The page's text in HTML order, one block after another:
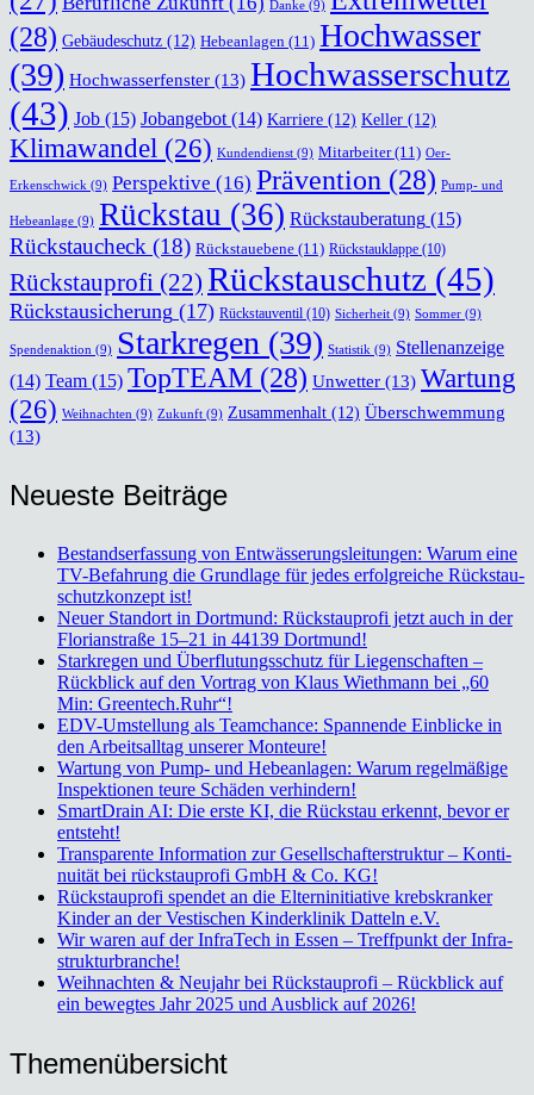
Danke (9)
(28) Gebäudeschutz (12) Hebeanlagen (11) Hochwasser
(39) Hochwasserfenster (13) Hochwasserschutz
(43) Job (15) Jobangebot (14) Karriere (12) Keller (12)
Klimawandel (26) Kundendienst (9) Mitarbeiter(11) Oer-
Erkenschwick (9) Perspektive (16) Prävention (28) Pump- und
Hebeanlage (9) Rückstau (36) Rückstauberatung (15)
Rückstaucheck (18) Rückstauebene (11) Rückstauklappe (10)
Rückstauprofi (22) Rückstauschutz (45)
Rückstausicherung (17) Rückstauventil (10) Sicherheit (9) Sommer (9)
Spendenaktion (9) Starkregen (39) Statistik (9) Stellenanzeige
(14) Team (15) TopTEAM (28) Unwetter (13) Wartung
(26) Weihnachten (9) Zukunft (9) Zusammenhalt (12) Überschwemmung
(13)
Neu­es­te Bei­trä­ge
Bestands­er­fas­sung von Ent­wäs­se­rungs­lei­tun­gen: War­um eine
TV-Befah­rung die Grund­la­ge für jedes erfolg­rei­che Rückstau­
schutz­kon­zept ist!
Neu­er Stand­ort in Dort­mund: Rück­stau­pro­fi jetzt auch in der
Flo­ri­an­stra­ße 15–21 in 44139 Dort­mund!
Stark­re­gen und Über­flu­tungs­schutz für Lie­gen­schaf­ten –
Rück­blick auf den Vor­trag von Klaus Wieth­mann bei „60
Min: Greentech.Ruhr“!
EDV-Umstel­lung als Team­chan­ce: Span­nen­de Ein­bli­cke in
den Arbeits­all­tag unse­rer Mon­teu­re!
War­tung von Pump- und Hebe­an­la­gen: War­um regel­mä­ßi­ge
Inspek­tio­nen teu­re Schä­den ver­hin­dern!
Smart­Drain AI: Die ers­te KI, die Rück­stau erkennt, bevor er
ent­steht!
Trans­pa­ren­te Infor­ma­ti­on zur Gesell­schaf­ter­struk­tur – Kon­ti­
nui­tät bei rück­stau­pro­fi GmbH & Co. KG!
Rück­stau­pro­fi spen­det an die Eltern­in­itia­ti­ve krebs­kran­ker
Kin­der an der Ves­ti­schen Kin­der­kli­nik Dat­teln e.V.
Wir waren auf der Infra­Tech in Essen – Treff­punkt der Infra­
struk­tur­bran­che!
Weih­nach­ten & Neu­jahr bei Rück­stau­pro­fi – Rück­blick auf
ein beweg­tes Jahr 2025 und Aus­blick auf 2026!
The­men­über­sicht